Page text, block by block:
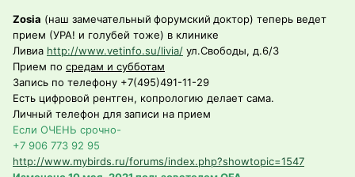
Zosia (наш замечательный форумский доктор) теперь ведет
прием (УРА! и голубей тоже) в клинике
Ливиа http://www.vetinfo.su/livia/ ул.Свободы, д.6/3
Прием по средам и субботам
Запись по телефону +7(495)491-11-29
Есть цифровой рентген, копрологию делает сама.
Личный телефон для записи на прием
Если ОЧЕНЬ срочно-
+7 906 773 92 95
http://www.mybirds.ru/forums/index.php?showtopic=1547